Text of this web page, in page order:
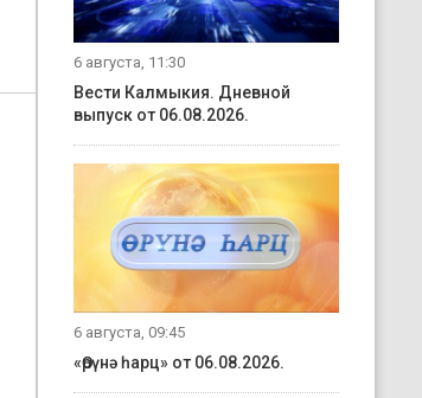
6 августа, 11:30
Вести Калмыкия. Дневной
выпуск от 06.08.2026.
6 августа, 09:45
«Өрүнә һарц» от 06.08.2026.